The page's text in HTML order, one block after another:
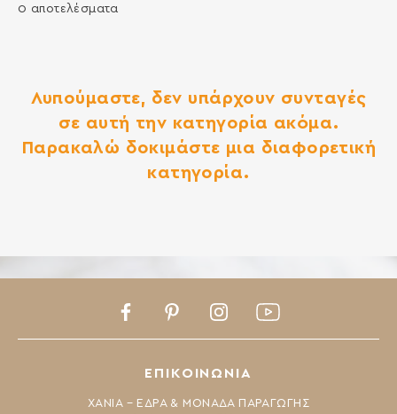
0 αποτελέσματα
Λυπούμαστε, δεν υπάρχουν συνταγές
σε αυτή την κατηγορία ακόμα.
Παρακαλώ δοκιμάστε μια διαφορετική
κατηγορία.
ΕΠΙΚΟΙΝΩΝΙΑ
ΧΑΝΙΑ – ΕΔΡΑ & ΜΟΝΑΔΑ ΠΑΡΑΓΩΓΗΣ
FacebookPinterestInstagramYoutube